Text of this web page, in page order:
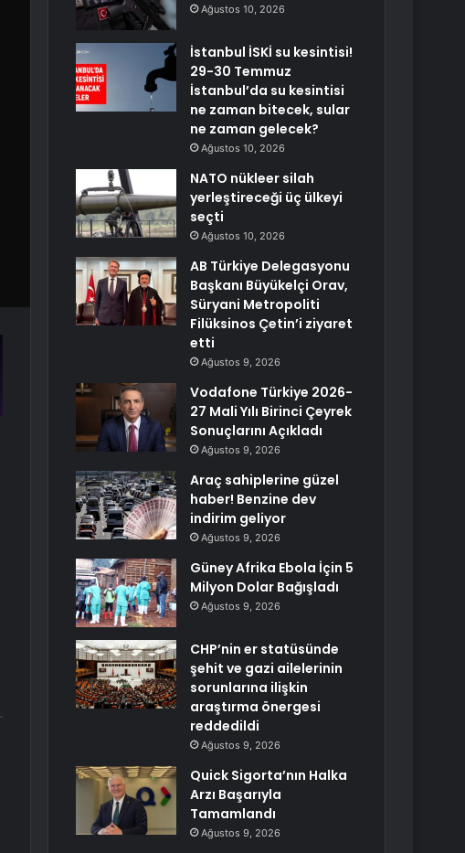
Ağustos 10, 2026
İstanbul İSKİ su kesintisi!
29-30 Temmuz
İstanbul’da su kesintisi
ne zaman bitecek, sular
ne zaman gelecek?
Ağustos 10, 2026
NATO nükleer silah
yerleştireceği üç ülkeyi
seçti
Ağustos 10, 2026
AB Türkiye Delegasyonu
Başkanı Büyükelçi Orav,
Süryani Metropoliti
Filüksinos Çetin’i ziyaret
etti
Ağustos 9, 2026
Vodafone Türkiye 2026-
27 Mali Yılı Birinci Çeyrek
Sonuçlarını Açıkladı
Ağustos 9, 2026
Araç sahiplerine güzel
haber! Benzine dev
indirim geliyor
Ağustos 9, 2026
Güney Afrika Ebola İçin 5
Milyon Dolar Bağışladı
Ağustos 9, 2026
CHP’nin er statüsünde
şehit ve gazi ailelerinin
sorunlarına ilişkin
araştırma önergesi
reddedildi
Ağustos 9, 2026
Quick Sigorta’nın Halka
Arzı Başarıyla
Tamamlandı
Ağustos 9, 2026